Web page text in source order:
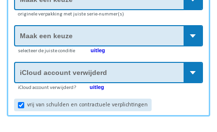
originele verpakking met juiste serie-nummer(s)
selecteer de juiste conditie uitleg
iCloud account verwijderd? uitleg
vrij van schulden en contractuele verplichtingen